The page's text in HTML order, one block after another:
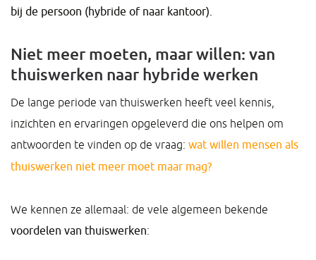
bij de persoon (hybride of naar kantoor).
Niet meer moeten, maar willen: van
thuiswerken naar hybride werken
De lange periode van thuiswerken heeft veel kennis,
inzichten en ervaringen opgeleverd die ons helpen om
antwoorden te vinden op de vraag: wat willen mensen als
thuiswerken niet meer moet maar mag?
We kennen ze allemaal: de vele algemeen bekende
voordelen van thuiswerken: